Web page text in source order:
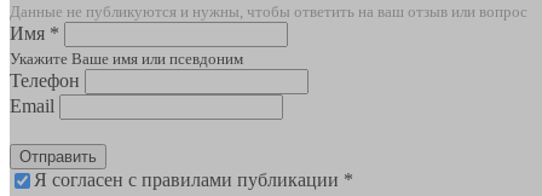
Данные не публикуются и нужны, чтобы ответить на ваш отзыв или вопрос
Имя *
Укажите Ваше имя или псевдоним
Телефон
Email
Отправить
Я согласен с правилами публикации *